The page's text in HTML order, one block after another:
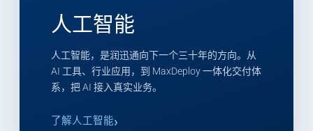
人工智能
人工智能，是润迅通向下一个三十年的方向。从
AI 工具、行业应用，到 MaxDeploy 一体化交付体
系，把 AI 接入真实业务。
了解人工智能